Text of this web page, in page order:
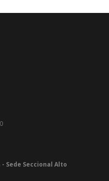
Sede Seccional Alto